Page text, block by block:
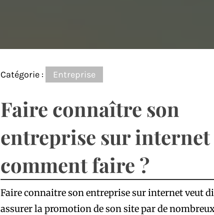
Catégorie : Entreprise
Faire connaître son
entreprise sur internet
comment faire ?
Faire connaitre son entreprise sur internet veut
assurer la promotion de son site par de